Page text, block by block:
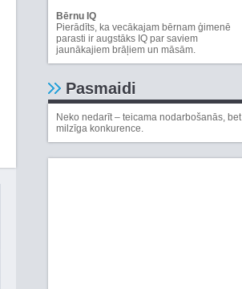
Bērnu IQ
Pierādīts, ka vecākajam bērnam ģimenē
parasti ir augstāks IQ par saviem
jaunākajiem brāļiem un māsām.
Pasmaidi
Neko nedarīt – teicama nodarbošanās, bet
milzīga konkurence.